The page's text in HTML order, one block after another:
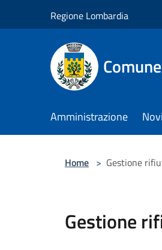
Regione Lombardia
Amministrazione
Home > Gestione
Gestione